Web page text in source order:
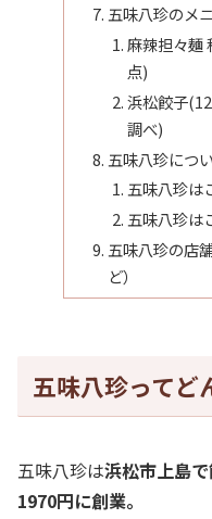
五味八珍のメ
麻辣担々麺
点)
浜松餃子
調べ)
五味八珍につ
五味八珍は
五味八珍は
五味八珍の店
ど）
五味八珍ってど
五味八珍は浜松市上島
1970円に創業。